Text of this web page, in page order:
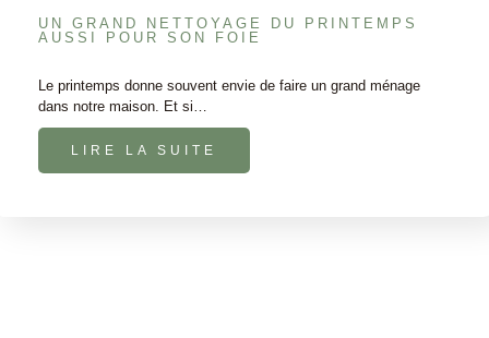
UN GRAND NETTOYAGE DU PRINTEMPS
AUSSI POUR SON FOIE
Le printemps donne souvent envie de faire un grand ménage
dans notre maison. Et si…
LIRE LA SUITE